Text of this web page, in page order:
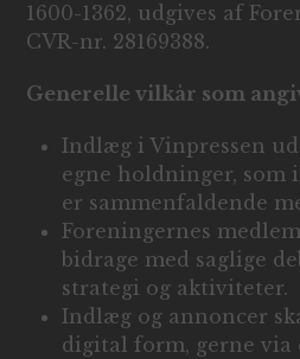
1600-1362, udgives af
CVR-nr. 28169388.
Generelle vilkår som
Indlæg i Vinpressen
egne holdninger, som
er sammenfaldende
Foreningernes
bidrage med saglige
strategi og aktiviteter.
Indlæg og annoncer
digital form, gerne via